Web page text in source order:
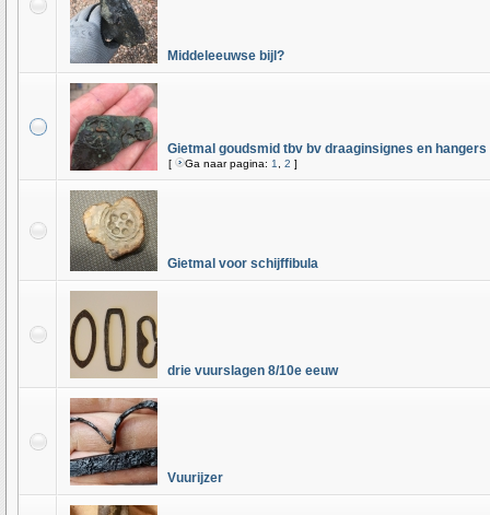
Middeleeuwse bijl?
Gietmal goudsmid tbv bv draaginsignes en hangers
[ Ga naar pagina: 1 2 ]
Gietmal voor schijffibula
drie vuurslagen 8/10e eeuw
Vuurijzer